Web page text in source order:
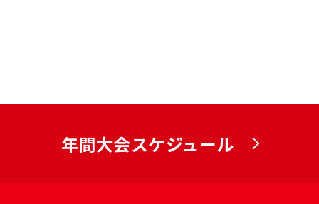
年間大会スケジュール